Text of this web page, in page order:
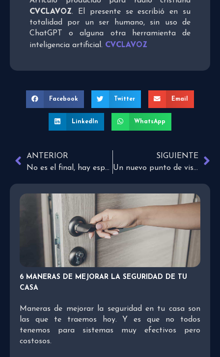
CVCLAVOZ. El presente se escribió en su
totalidad por un ser humano, sin uso de
ChatGPT o alguna otra herramienta de
inteligencia artificial. CVCLAVOZ
Facebook Twitter Email
LinkedIn WhatsApp
ANTERIOR
No es el final, hay esperanza
SIGUIENTE
Un nuevo punto de vista
6 MANERAS DE MEJORAR LA SEGURIDAD DE TU
CASA
Maneras de mejorar la seguridad en tu casa son
las que te traemos hoy. Y es que no todos
tenemos para sistemas muy efectivos pero
costosos.